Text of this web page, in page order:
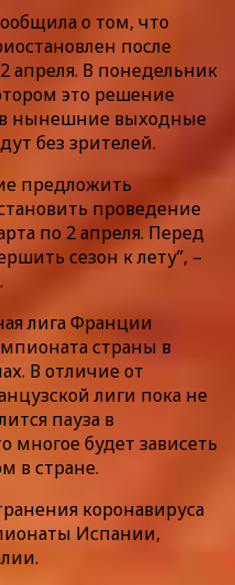
о том, что
после
апреля. В понедельник
это решение
в нынешние выходные
без зрителей.
предложить
проведение
по 2 апреля. Перед
сезон к лету”, –
лига Франции
страны в
В отличие от
лиги пока не
пауза в
многое будет зависеть
в стране.
коронавируса
Испании,